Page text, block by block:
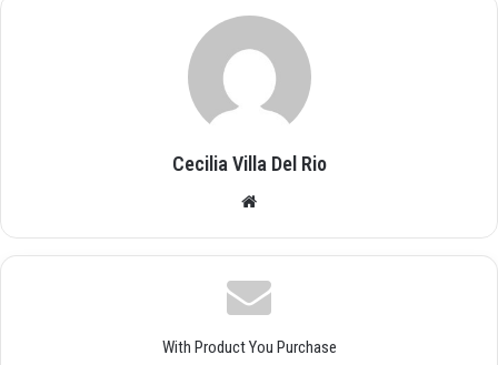
Cecilia Villa Del Rio
we
With Product You Purchase